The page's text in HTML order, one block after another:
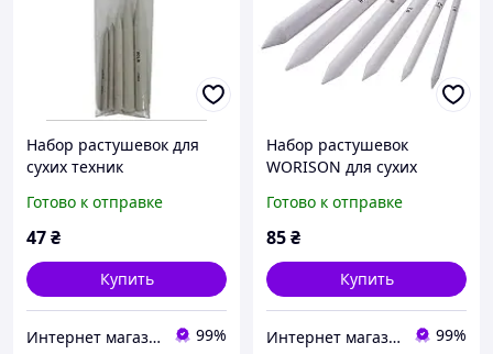
Набор растушевок для
сухих техник
Готово к отправке
47₴
Купить
Интернет магазин «Art-market.pro» 99%
Набор растушевок
WORISON для сухих
бумажных, 6 штук
Готово к отправке
85₴
Купить
Интернет магазин «Art-market.pro» 99%